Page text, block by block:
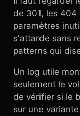
de 301, les 404
paramètres
s'attarde sans
patterns qui
Un log utile
seulement le
de vérifier si le
sur une